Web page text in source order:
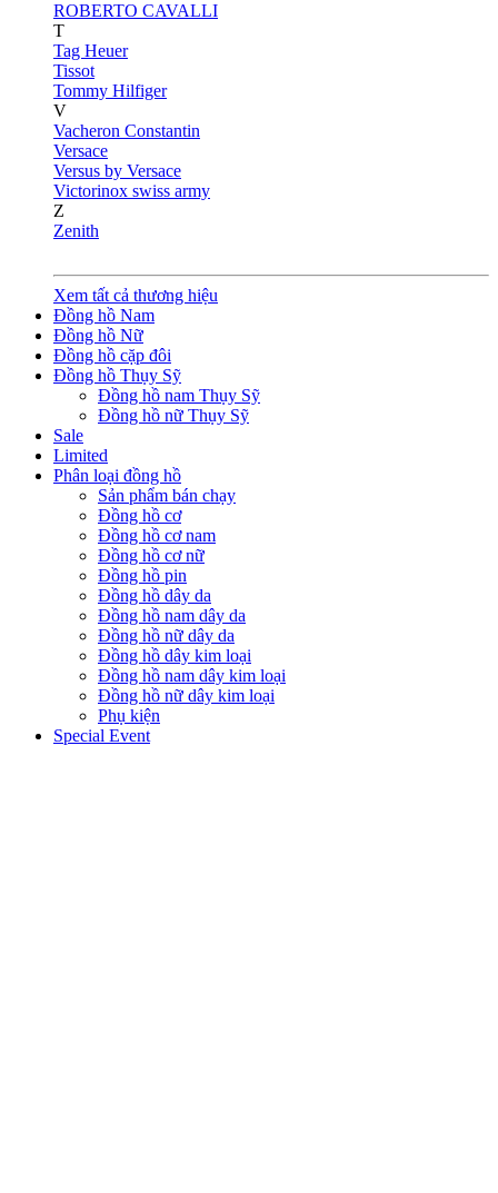
ROBERTO CAVALLI
T
Tag Heuer
Tissot
Tommy Hilfiger
V
Vacheron Constantin
Versace
Versus by Versace
Victorinox swiss army
Z
Zenith
Xem tất cả thương hiệu
Đồng hồ Nam
Đồng hồ Nữ
Đồng hồ cặp đôi
Đồng hồ Thụy Sỹ
Đồng hồ nam Thụy Sỹ
Đồng hồ nữ Thụy Sỹ
Sale
Limited
Phân loại đồng hồ
Sản phẩm bán chạy
Đồng hồ cơ
Đồng hồ cơ nam
Đồng hồ cơ nữ
Đồng hồ pin
Đồng hồ dây da
Đồng hồ nam dây da
Đồng hồ nữ dây da
Đồng hồ dây kim loại
Đồng hồ nam dây kim loại
Đồng hồ nữ dây kim loại
Phụ kiện
Special Event